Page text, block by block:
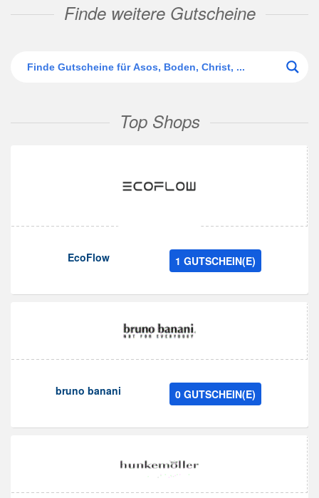
Finde weitere Gutscheine
Top Shops
EcoFlow 1 GUTSCHEIN(E)
bruno banani 0 GUTSCHEIN(E)